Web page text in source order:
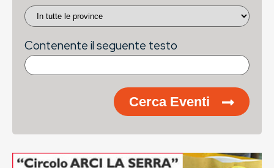
Contenente il seguente testo
Cerca Eventi